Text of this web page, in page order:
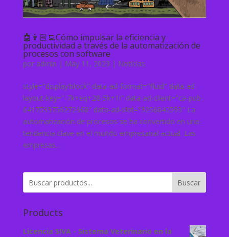
🤖👨🏻‍💻Cómo impulsar la eficiencia y
productividad a través de la automatización de
procesos con software
por admin | May 11, 2023 | Noticias
style="display:block" data-ad-format="fluid" data-ad-
layout-key="-7k+eq+28-5k+1i" data-ad-client="ca-pub-
6417533756272368" data-ad-slot="3256842593" La
automatización de procesos se ha convertido en una
tendencia clave en el mundo empresarial actual. Las
empresas...
Buscar
Products
Licencia SIVA - Sistema Veterinario en la